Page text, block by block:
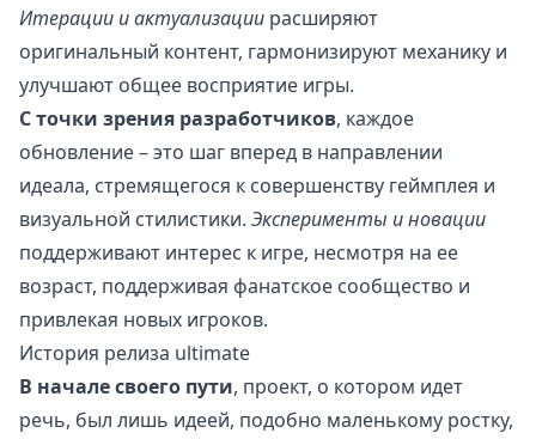
Итерации и актуализации расширяют
оригинальный контент, гармонизируют механику и
улучшают общее восприятие игры.
С точки зрения разработчиков, каждое
обновление – это шаг вперед в направлении
идеала, стремящегося к совершенству геймплея и
визуальной стилистики. Эксперименты и новации
поддерживают интерес к игре, несмотря на ее
возраст, поддерживая фанатское сообщество и
привлекая новых игроков.
История релиза ultimate
В начале своего пути, проект, о котором идет
речь, был лишь идеей, подобно маленькому ростку,